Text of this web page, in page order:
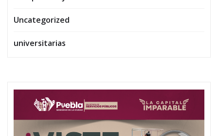
Uncategorized
universitarias